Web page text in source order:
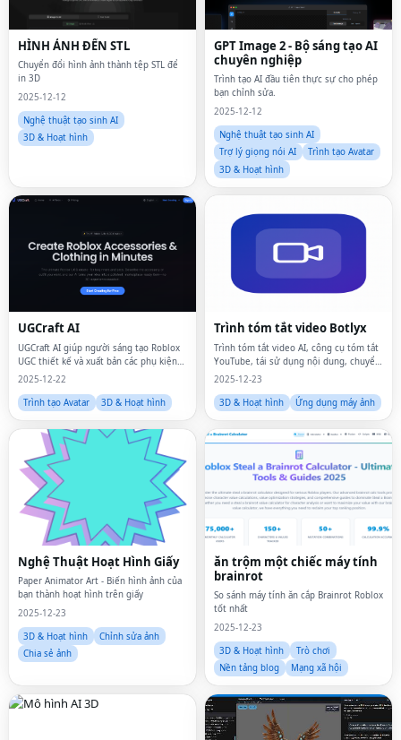
HÌNH ẢNH ĐẾN STL
Chuyển đổi hình ảnh thành tệp STL để
in 3D
2025-12-12
Nghệ thuật tạo sinh AI
3D & Hoạt hình
GPT Image 2 - Bộ sáng tạo AI
chuyên nghiệp
Trình tạo AI đầu tiên thực sự cho phép
bạn chỉnh sửa.
2025-12-12
Nghệ thuật tạo sinh AI
Trợ lý giọng nói AI
Trình tạo Avatar
3D & Hoạt hình
UGCraft AI
UGCraft AI giúp người sáng tạo Roblox
UGC thiết kế và xuất bản các phụ kiện
và quần áo UGC độc đáo trong vài phút.
2025-12-22
Trình tạo Avatar
3D & Hoạt hình
Trình tóm tắt video Botlyx
Trình tóm tắt video AI, công cụ tóm tắt
YouTube, tái sử dụng nội dung, chuyển
đổi video thành văn bản, tự động tạo
2025-12-23
3D & Hoạt hình
Ứng dụng máy ảnh
Nghệ Thuật Hoạt Hình Giấy
Paper Animator Art - Biến hình ảnh của
bạn thành hoạt hình trên giấy
2025-12-23
3D & Hoạt hình
Chỉnh sửa ảnh
Chia sẻ ảnh
ăn trộm một chiếc máy tính
brainrot
So sánh máy tính ăn cắp Brainrot Roblox
tốt nhất
2025-12-23
3D & Hoạt hình
Trò chơi
Nền tảng blog
Mạng xã hội